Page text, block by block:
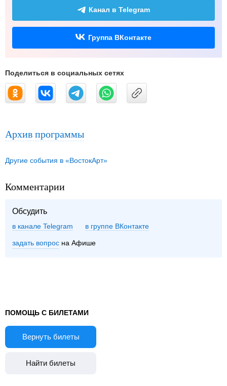
Канал в Telegram
Группа ВКонтакте
Поделиться в социальных сетях
Архив программы
Другие события в «ВостокАрт»
Комментарии
Обсудить
в канале Telegram группе ВКонтакте
задать вопрос на Афише
ПОМОЩЬ С БИЛЕТАМИ
Вернуть билеты
Найти билеты